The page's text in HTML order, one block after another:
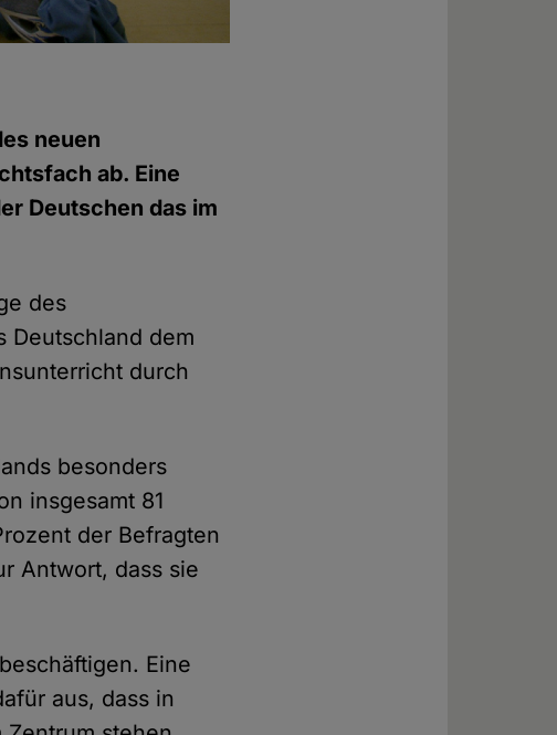
neuen
ab. Eine
Deutschen das im
des
Deutschland dem
durch
besonders
insgesamt 81
der Befragten
Antwort, dass sie
Eine
aus, dass in